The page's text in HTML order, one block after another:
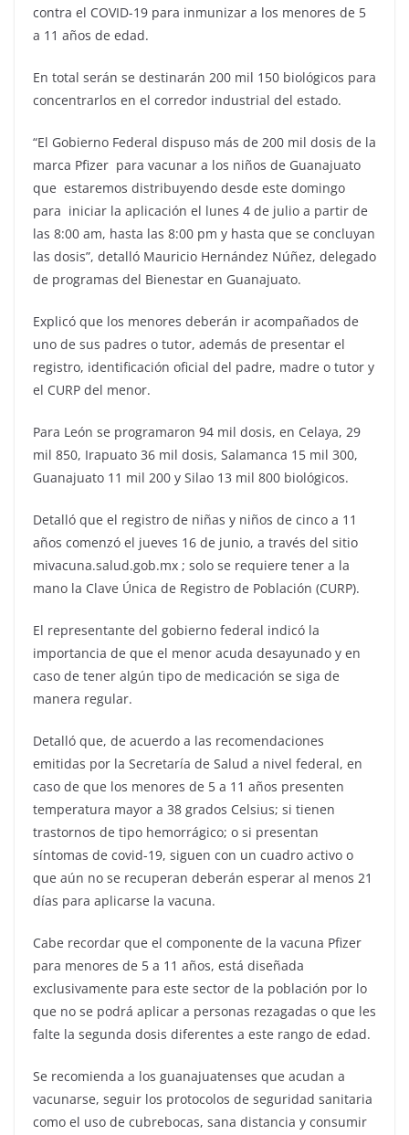
contra el COVID-19 para inmunizar a los menores de 5
a 11 años de edad.
En total serán se destinarán 200 mil 150 biológicos para
concentrarlos en el corredor industrial del estado.
“El Gobierno Federal dispuso más de 200 mil dosis de la
marca Pfizer para vacunar a los niños de Guanajuato
que estaremos distribuyendo desde este domingo
para iniciar la aplicación el lunes 4 de julio a partir de
las 8:00 am, hasta las 8:00 pm y hasta que se concluyan
las dosis”, detalló Mauricio Hernández Núñez, delegado
de programas del Bienestar en Guanajuato.
Explicó que los menores deberán ir acompañados de
uno de sus padres o tutor, además de presentar el
registro, identificación oficial del padre, madre o tutor y
el CURP del menor.
Para León se programaron 94 mil dosis, en Celaya, 29
mil 850, Irapuato 36 mil dosis, Salamanca 15 mil 300,
Guanajuato 11 mil 200 y Silao 13 mil 800 biológicos.
Detalló que el registro de niñas y niños de cinco a 11
años comenzó el jueves 16 de junio, a través del sitio
mivacuna.salud.gob.mx ; solo se requiere tener a la
mano la Clave Única de Registro de Población (CURP).
El representante del gobierno federal indicó la
importancia de que el menor acuda desayunado y en
caso de tener algún tipo de medicación se siga de
manera regular.
Detalló que, de acuerdo a las recomendaciones
emitidas por la Secretaría de Salud a nivel federal, en
caso de que los menores de 5 a 11 años presenten
temperatura mayor a 38 grados Celsius; si tienen
trastornos de tipo hemorrágico; o si presentan
síntomas de covid-19, siguen con un cuadro activo o
que aún no se recuperan deberán esperar al menos 21
días para aplicarse la vacuna.
Cabe recordar que el componente de la vacuna Pfizer
para menores de 5 a 11 años, está diseñada
exclusivamente para este sector de la población por lo
que no se podrá aplicar a personas rezagadas o que les
falte la segunda dosis diferentes a este rango de edad.
Se recomienda a los guanajuatenses que acudan a
vacunarse, seguir los protocolos de seguridad sanitaria
como el uso de cubrebocas, sana distancia y consumir